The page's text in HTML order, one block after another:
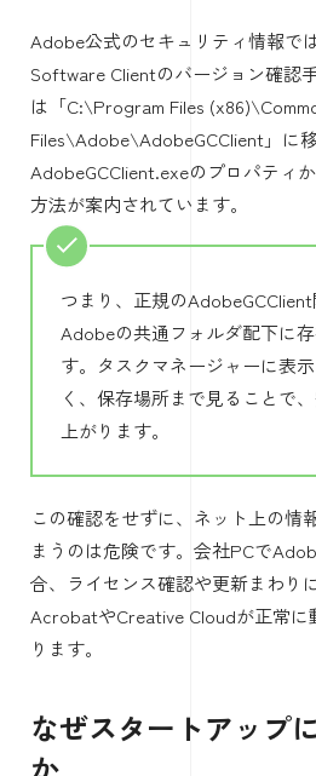
Adobe公式のセキュリティ情報で
Software Clientのバージョン確認
は「C:\Program Files
Files\Adobe\AdobeGCClient」に移
AdobeGCClient.exeのプロパティ
方法が案内されています。
つまり、正規のAdobeGCClient
Adobeの共通フォルダ配下に
す。タスクマネージャーに表
く、保存場所まで見ることで
上がります。
この確認をせずに、ネット上の情
まうのは危険です。会社PCで
合、ライセンス確認や更新まわり
AcrobatやCreative Cloudが正常に
ります。
なぜスタートアップ
か